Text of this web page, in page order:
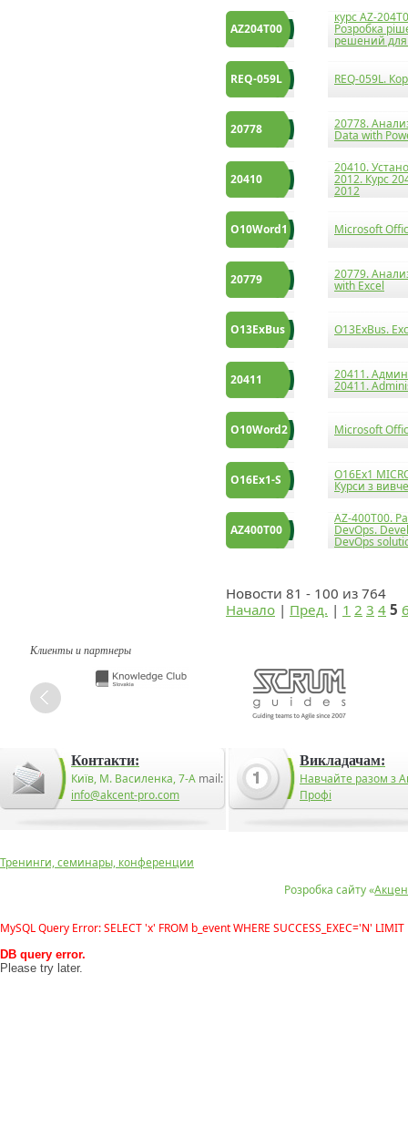
AZ204T00
курс AZ-
Розробка
решений
REQ-059L REQ-059L.
20778 20778.
Data with
20410
20410.
2012. Курс
2012
O10Word1 Microsoft
20779 20779.
with Excel
O13ExBus O13ExBus.
20411 20411.
20411.
O10Word2 Microsoft
О16Ex1-S О16Ex1
Курси з
AZ400T00
AZ-400T00.
DevOps.
DevOps
Новости 81 - 100 из 764
Начало | Пред. | 1 2 3 4 5
Клиенты и партнеры
Контакти:
Київ, М. Василенка, 7-А mail:
info@akcent-pro.com
Викладачам:
Навчайте разом з
Профі
Розробка сайту «
Тренинги, семинары, конференции
MySQL Query Error: SELECT 'x' FROM b_event WHERE SUCCESS_EXEC='N' LIMIT
DB query error.
Please try later.